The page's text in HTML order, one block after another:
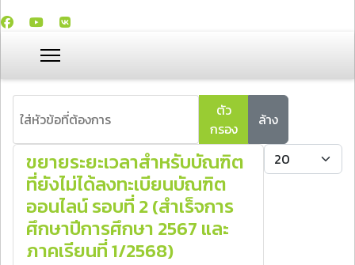
ตัว
กรอง
ล้าง
แสดง #
ขยายระยะเวลาสำหรับบัณฑิต
ที่ยังไม่ได้ลงทะเบียนบัณฑิต
ออนไลน์ รอบที่ 2 (สำเร็จการ
ศึกษาปีการศึกษา 2567 และ
ภาคเรียนที่ 1/2568)